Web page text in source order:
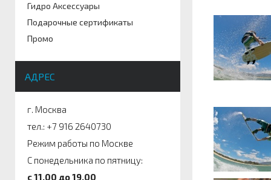
Гидро Аксессуары
Подарочные сертификаты
Промо
АДРЕС
г. Москва
тел.: +7 916 2640730
Режим работы по Москве
С понедельника по пятницу:
c 11.00 до 19.00